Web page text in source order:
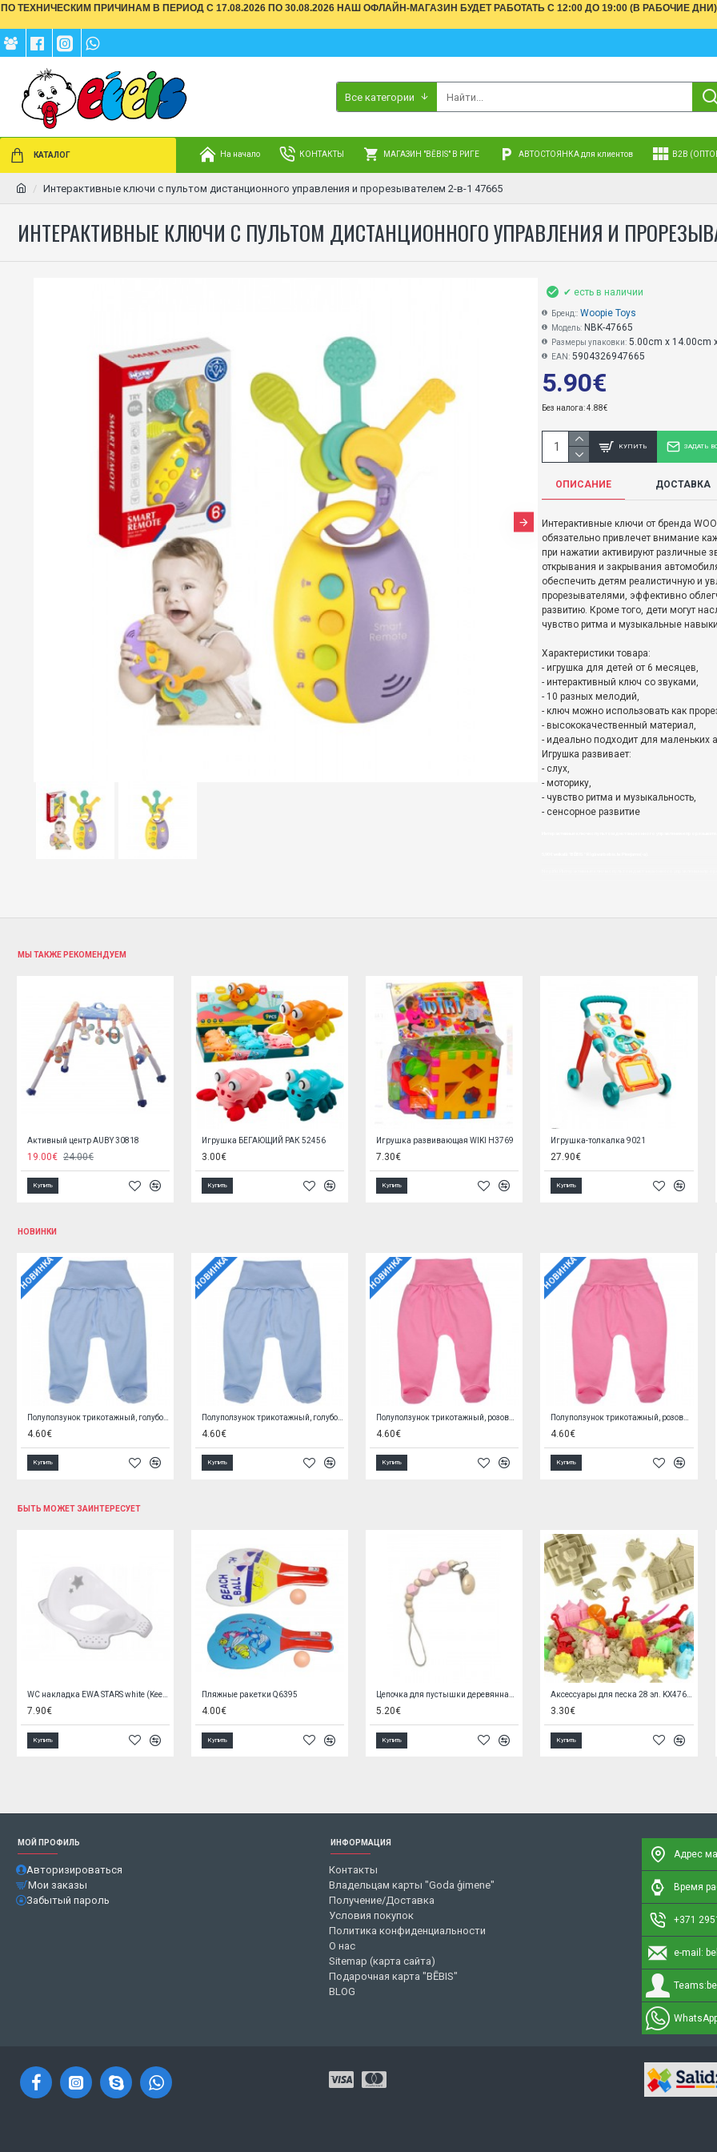
ПО ТЕХНИЧЕСКИМ ПРИЧИНАМ В ПЕРИОД С 17.08.2026 ПО 30.08.2026 НАШ ОФЛАЙН-МАГАЗИН БУДЕТ РАБОТАТЬ С 12:00 ДО 19:00 (В РАБОЧИЕ
Все категории
КАТАЛОГ На начало КОНТАКТЫ МАГАЗИН "BĒBIS" В РИГЕ АВТОСТОЯНКА для клиентов B2B
Интерактивные ключи с пультом дистанционного управления и прорезывателем 2-в-1 47665
ИНТЕРАКТИВНЫЕ КЛЮЧИ С ПУЛЬТОМ ДИСТАНЦИОННОГО УПРАВЛЕНИЯ И
5.90€
Без налога: 4.88€
✔ есть в наличии
Бренд:: Woopie Toys
Модель: NBK-47665
Размеры упаковки: 5.00cm x 14.00cm
EAN: 5904326947665
КУПИТЬ ЗАДАТЬ
ОПИСАНИЕ ДОСТАВКА
Интерактивные ключи от бренда
обязательно привлечет внимание
при нажатии активируют различные
открывания и закрывания
обеспечить детям реалистичную и
прорезывателями, эффективно
развитию. Кроме того, дети могут
чувство ритма и музыкальные
Характеристики товара:
- игрушка для детей от 6 месяцев,
- интерактивный ключ со звуками,
- 10 разных мелодий,
- ключ можно использовать как
- высококачественный материал,
- идеально подходит для маленьких
Игрушка развивает:
- слух,
- моторику,
- чувство ритма и музыкальность,
- сенсорное развитие
Nopirkt Интерактивные ключи с пультом дистанционного управления и
МЫ ТАКЖЕ РЕКОМЕНДУЕМ
15.50€
Купить
7.70€
Купить
Мягкие буквы и цифры 36 шт. KX7221
3.60€
Купить
Мягкие кубики 4 шт. G5682
5.40€
Купить
НОВИНКИ
НОВИНКА
Кофточка трикотажная, розовая 62 cm O0YEYROX
5.90€
Купить
НОВИНКА
Кофточка трикотажная, голубая 62 cm F9W2GGPL
5.90€
Купить
НОВИНКА
Кофточка PINK 56 cm EX0QV4W2
5.90€
Купить
НОВИНКА
Варежки-нецарапки STARS
1.90€
Купить
БЫТЬ МОЖЕТ ЗАИНТЕРЕСУЕТ
Шапка POOCH (50-021)
6.30€
Купить
3.90€
Купить
Ползунок BEAR blue 62 cm V17508
6.90€
Купить
3.60€
Купить
МОЙ ПРОФИЛЬ
Авторизироваться
Мои заказы
Забытый пароль
ИНФОРМАЦИЯ
Контакты
Владельцам карты "Goda ģimene"
Получение/Доставка
Условия покупок
Политика конфиденциальности
О нас
Sitemap (карта сайта)
Подарочная карта "BĒBIS"
BLOG
Адрес
Время
+371
e-mail:
Teams: